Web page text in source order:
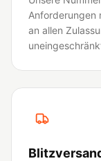
Anforderungen
an allen